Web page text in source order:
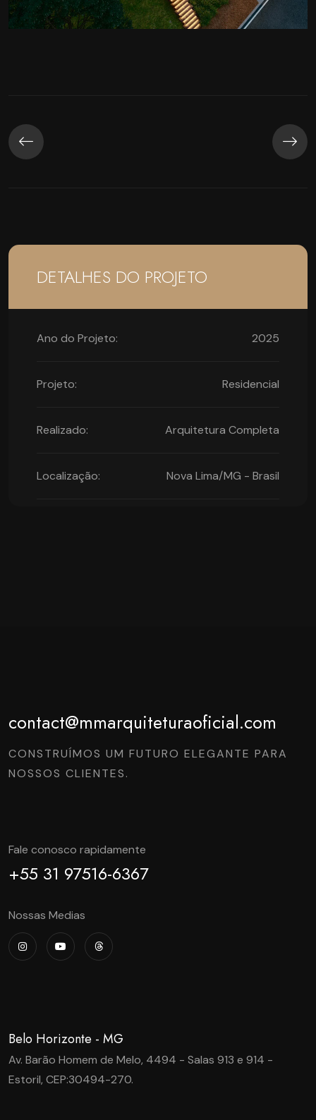
DETALHES DO PROJETO
Ano do Projeto: 2025
Projeto: Residencial
Realizado: Arquitetura Completa
Localização: Nova Lima/MG - Brasil
contact@mmarquiteturaoficial.com
CONSTRUÍMOS UM FUTURO ELEGANTE PARA
NOSSOS CLIENTES.
Fale conosco rapidamente
+55 31 97516-6367
Nossas Medias
Belo Horizonte - MG
Av. Barão Homem de Melo, 4494 - Salas 913 e 914 -
Estoril, CEP:30494-270.